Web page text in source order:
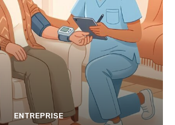
ENTREPRISE